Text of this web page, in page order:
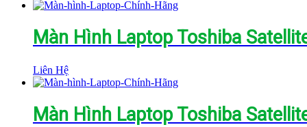
mới
Màn Hình Laptop Toshiba
Liên Hệ
Màn Hình Laptop Toshiba